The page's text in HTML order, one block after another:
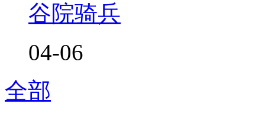
谷院骑兵
04-06
全部